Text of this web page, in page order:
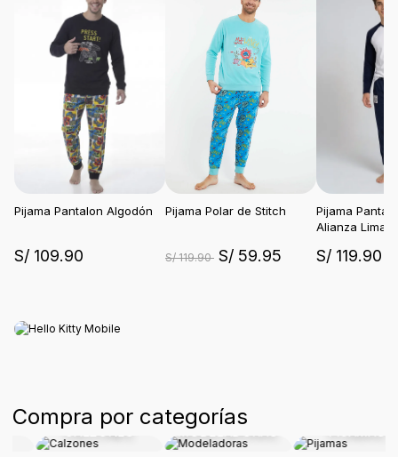
Pijama Pantalon Algodón
S/ 109.90
Pijama Polar de Stitch
S/ 119.90 S/ 59.95
Pijama
Alianza Lima
S/ 119.90
Compra por categorías
CALZONES MODELADORAS